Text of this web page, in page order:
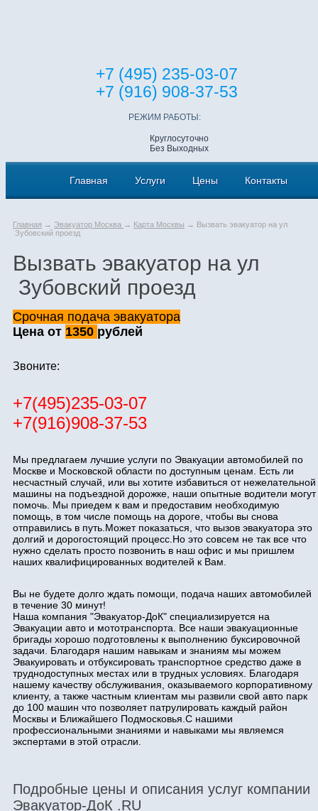
+7 (495) 235-03-07
+7 (916) 908-37-53
РЕЖИМ РАБОТЫ:
Круглосуточно
Без Выходных
Главная Услуги Цены Контакты
Главная → Эвакуатор Москва → Карта Москвы → Вызвать эвакуатор на ул
Зубовский проезд
Вызвать эвакуатор на ул
Зубовский проезд
Срочная подача эвакуатора
Цена от 1350 рублей
Звоните:
+7(495)235-03-07
+7(916)908-37-53
Мы предлагаем лучшие услуги по Эвакуации автомобилей по
Москве и Московской области по доступным ценам. Есть ли
несчастный случай, или вы хотите избавиться от нежелательной
машины на подъездной дорожке, наши опытные водители могут
помочь. Мы приедем к вам и предоставим необходимую
помощь, в том числе помощь на дороге, чтобы вы снова
отправились в путь.Может показаться, что вызов эвакуатора это
долгий и дорогостоящий процесс.Но это совсем не так все что
нужно сделать просто позвонить в наш офис и мы пришлем
наших квалифицированных водителей к Вам.
Вы не будете долго ждать помощи, подача наших автомобилей
в течение 30 минут!
Наша компания "Эвакуатор-ДоК" специализируется на
Эвакуации авто и мототранспорта. Все наши эвакуационные
бригады хорошо подготовлены к выполнению буксировочной
задачи. Благодаря нашим навыкам и знаниям мы можем
Эвакуировать и отбуксировать транспортное средство даже в
труднодоступных местах или в трудных условиях. Благодаря
нашему качеству обслуживания, оказываемого корпоративному
клиенту, а также частным клиентам мы развили свой авто парк
до 100 машин что позволяет патрулировать каждый район
Москвы и Ближайшего Подмосковья.С нашими
профессиональными знаниями и навыками мы являемся
экспертами в этой отрасли.
Подробные цены и описания услуг компании
Эвакуатор-ДоК .RU